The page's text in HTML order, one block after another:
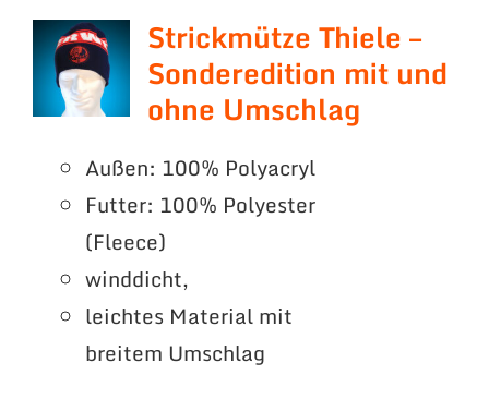
Strickmütze Thiele –
Sonderedition mit und
ohne Umschlag
Außen: 100% Polyacryl
Futter: 100% Polyester
(Fleece)
winddicht,
leichtes Material mit
breitem Umschlag